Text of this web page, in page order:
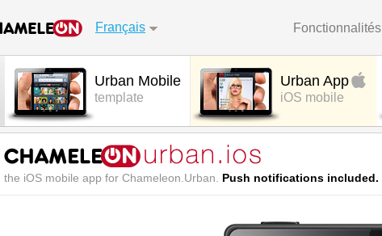
Français Fonctionnalités
Urban Mobile
template
Urban App
iOS mobile
the iOS mobile app for Chameleon.Urban. Push notifications included.